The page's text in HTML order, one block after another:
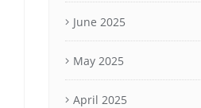
June 2025
May 2025
April 2025